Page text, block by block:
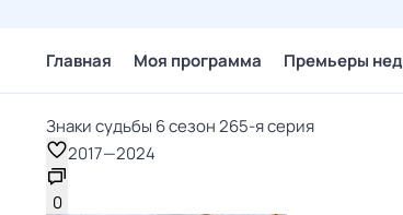
Главная Моя программа Премьеры
Знаки cyдьбы 6 сезон 265-я серия
2017—2024
0